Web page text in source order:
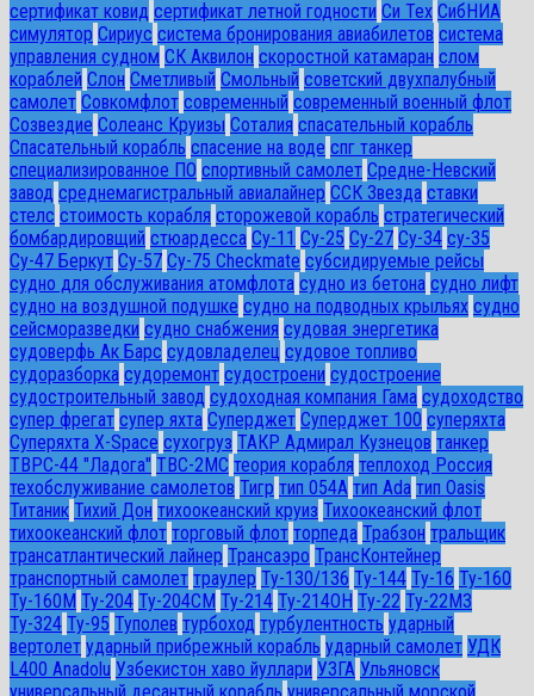
сертификат ковид сертификат летной годности Си Тех СибНИА
симулятор Сириус система бронирования авиабилетов система
управления судном СК Аквилон скоростной катамаран слом
кораблей Слон Сметливый Смольный советский двухпалубный
самолет Совкомфлот современный современный военный флот
Созвездие Солеанс Круизы Соталия спасательный корабль
Спасательный корабль спасение на воде спг танкер
специализированное ПО спортивный самолет Средне-Невский
завод среднемагистральный авиалайнер ССК Звезда ставки
стелс стоимость корабля сторожевой корабль стратегический
бомбардировщий стюардесса Су-11 Су-25 Су-27 Су-34 су-35
Су-47 Беркут Су-57 Су-75 Checkmate субсидируемые рейсы
судно для обслуживания атомфлота судно из бетона судно лифт
судно на воздушной подушке судно на подводных крыльях судно
сейсморазведки судно снабжения судовая энергетика
судоверфь Ак Барс судовладелец судовое топливо
судоразборка судоремонт судостроени судостроение
судостроительный завод судоходная компания Гама судоходство
супер фрегат супер яхта Суперджет Суперджет 100 суперяхта
Суперяхта X-Space сухогруз ТАКР Адмирал Кузнецов танкер
ТВРС-44 "Ладога" ТВС-2МС теория корабля теплоход Россия
техобслуживание самолетов Тигр тип 054А тип Ada тип Oasis
Титаник Тихий Дон тихоокеанский круиз Тихоокеанский флот
тихоокеанский флот торговый флот торпеда Трабзон тральщик
трансатлантический лайнер Трансаэро ТрансКонтейнер
транспортный самолет траулер Ту-130/136 Ту-144 Ту-16 Ту-160
Ту-160М Ту-204 Ту-204СМ Ту-214 Ту-214ОН Ту-22 Ту-22М3
Ту-324 Ту-95 Туполев турбоход турбулентность ударный
вертолет ударный прибрежный корабль ударный самолет УДК
L400 Anadolu Узбекистон хаво йуллари УЗГА Ульяновск